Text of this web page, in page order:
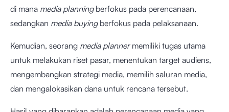
di mana media planningberfokus pada perencanaan,
sedangkan media buyingberfokus pada pelaksanaan.
Kemudian, seorang media plannermemiliki tugas utama
untuk melakukan riset pasar, menentukan target audiens,
mengembangkan strategi media, memilih saluran media,
dan mengalokasikan dana untuk rencana tersebut.